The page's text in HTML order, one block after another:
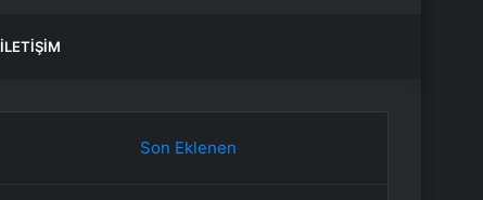
İLETIŞIM
Son Eklenen